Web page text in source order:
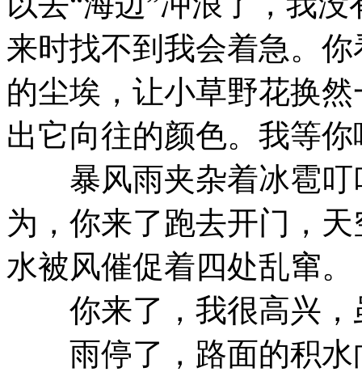
来时找不到我会着急。
的尘埃，让小草野花换
出它向往的颜色。我等
暴风雨夹杂着冰雹叮
为，你来了跑去开门，
水被风催促着四处乱窜。
你来了，我很高兴，
雨停了，路面的积水